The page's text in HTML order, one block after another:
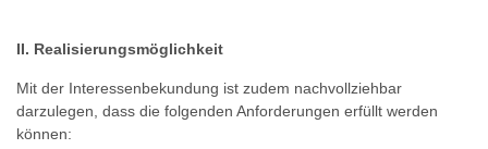
II. Realisierungsmöglichkeit
Mit der Interessenbekundung ist zudem nachvollziehbar
darzulegen, dass die folgenden Anforderungen erfüllt werden
können: